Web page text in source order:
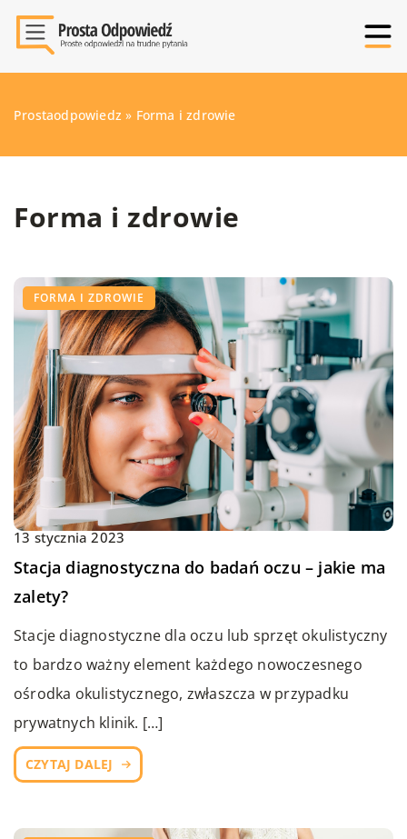
Prostaodpowiedz » Forma i zdrowie
Forma i zdrowie
FORMA I ZDROWIE
13 stycznia 2023
Stacja diagnostyczna do badań oczu – jakie ma
zalety?
Stacje diagnostyczne dla oczu lub sprzęt okulistyczny
to bardzo ważny element każdego nowoczesnego
ośrodka okulistycznego, zwłaszcza w przypadku
prywatnych klinik. […]
CZYTAJ DALEJ